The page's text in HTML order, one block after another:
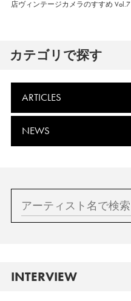
店ヴィンテージカメラのすすめ Vol.7
カテゴリで探す
ARTICLES
NEWS
INTERVIEW